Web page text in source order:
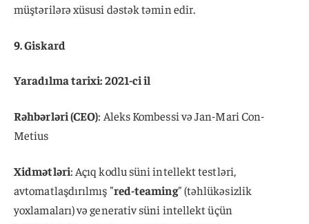
müştərilərə xüsusi dəstək təmin edir.
9. Giskard
Yaradılma tarixi: 2021-ci il
Rəhbərləri (CEO): Aleks Kombessi və Jan-Mari Con-
Metius
Xidmətləri: Açıq kodlu süni intellekt testləri,
avtomatlaşdırılmış "red-teaming" (təhlükəsizlik
yoxlamaları) və generativ süni intellekt üçün